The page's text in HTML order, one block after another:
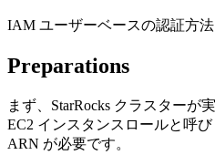
IAM ユーザーベースの認証方
Preparations
まず、StarRocks クラスター
EC2 インスタンスロールと呼
ARN が必要です。